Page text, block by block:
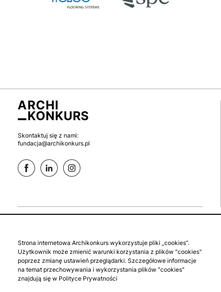
Skontaktuj się z nami:
fundacja@archikonkurs.pl
studenckie
archiwalne
o fundacji
zgłoś konkurs
polityka prywatności
regulamin
Strona internetowa Archikonkurs wykorzystuje pliki „cookies”.
Użytkownik może zmienić warunki korzystania z plików "cookies"
poprzez zmianę ustawień przeglądarki. Szczegółowe informacje
na temat przechowywania i wykorzystania plików "cookies"
znajdują się w Polityce Prywatności